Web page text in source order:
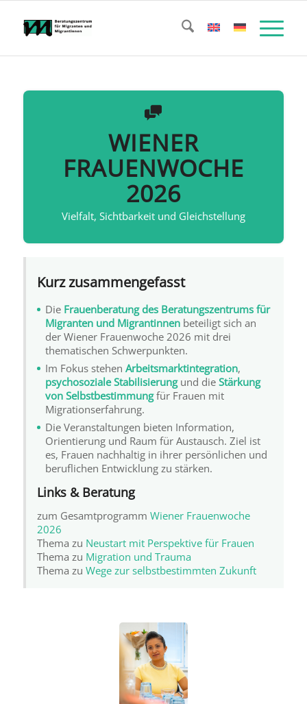
WIENER
FRAUENWOCHE
2026
Vielfalt, Sichtbarkeit und Gleichstellung
Kurz zusammengefasst
Die Frauenberatung des Beratungszentrums für
Migranten und Migrantinnenbeteiligt sich an
der Wiener Frauenwoche 2026 mit drei
thematischen Schwerpunkten.
Im Fokus stehen Arbeitsmarktintegration,
psychosoziale Stabilisierungund die Stärkung
von Selbstbestimmungfür Frauen mit
Migrationserfahrung.
Die Veranstaltungen bieten Information,
Orientierung und Raum für Austausch. Ziel ist
es, Frauen nachhaltig in ihrer persönlichen und
beruflichen Entwicklung zu stärken.
Links & Beratung
zum Gesamtprogramm Wiener Frauenwoche
2026
Thema zu Neustart mit Perspektive für Frauen
Thema zu Migration und Trauma
Thema zu Wege zur selbstbestimmten Zukunft